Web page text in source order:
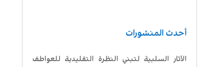
أحدث المنشورات
الآثار السلبية لتبني النظرة التقليدية للعواطف